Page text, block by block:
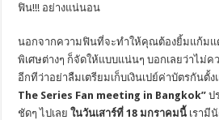
ฟิน!!! อย่างแน่นอน
นอกจากความฟินที่จะทำให้คุณต้องยิ้มแก้ม
พิเศษต่างๆ ก็จัดให้แบบแน่นๆ บอกเลยว่าไม่
อีกทีว่าอย่าลืมเตรียมเก็บเงินเปย์ค่าบัตรกันตั้ง
The Series Fan meeting in Bangkok” ป
ชัดๆ ไปเลย ในวันเสาร์ที่18 มกราคมนี้ เรามี